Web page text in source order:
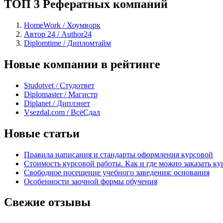
ТОП 3 Рефератных компаний
HomeWork / Хоумворк
Автор 24 / Author24
Diplomtime / Дипломтайм
Новые компании в рейтинге
Studotvet / Студответ
Diplomaster / Магистр
Diplanet / Диплэнет
Vsezdal.com / ВсёСдал
Новые статьи
Правила написания и стандарты оформления курсовой
Стоимость курсовой работы. Как и где можно заказать
Свободное посещение учебного заведения: основания
Особенности заочной формы обучения
Свежие отзывы